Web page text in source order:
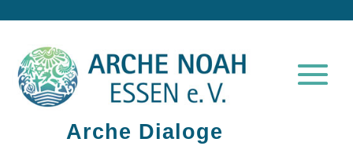
Arche Dialoge